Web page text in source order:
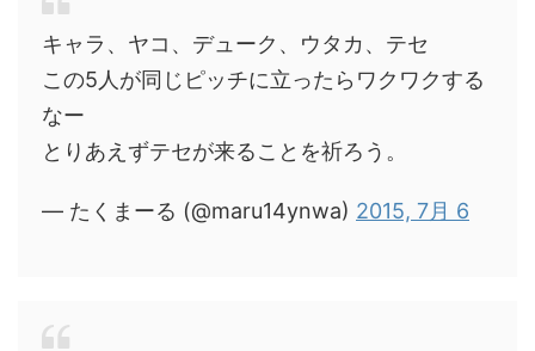
キャラ、ヤコ、デューク、ウタカ、テセ
この5人が同じピッチに立ったらワクワクする
なー
とりあえずテセが来ることを祈ろう。
— たくまーる (@maru14ynwa) 2015, 7月 6